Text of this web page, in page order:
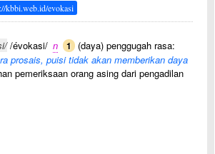
kbbi.web.id/evokasi
/évokasi/ n 1
(daya) penggugah rasa:
prosais, puisi tidak akan memberikan daya
pemeriksaan orang asing dari pengadilan